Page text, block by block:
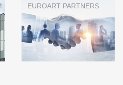
EUROART PARTNERS